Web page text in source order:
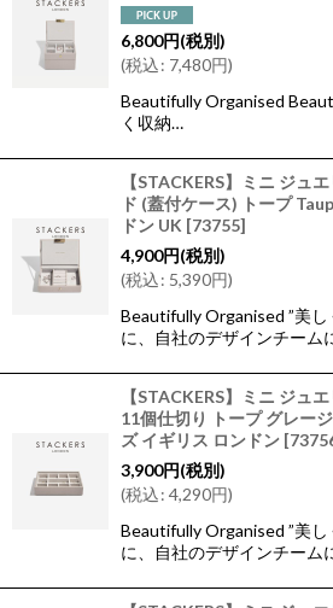
6,800円(税別)
(税込: 7,480円)
Beautifully Organised
く収納…
【STACKERS】ミニ ジュ
ド (蓋付ケース) トープ
ドン UK [73755]
4,900円(税別)
(税込: 5,390円)
Beautifully Organised ”美し
に、自社のデザインチーム
【STACKERS】ミニ ジュ
11個仕切り トープ グレー
ズ イギリス ロンドン [
3,900円(税別)
(税込: 4,290円)
Beautifully Organised ”美し
に、自社のデザインチーム